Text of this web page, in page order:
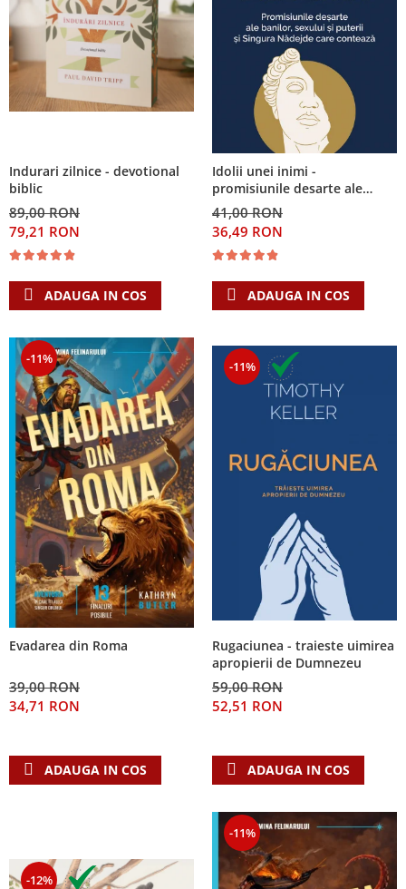
Indurari zilnice - devotional
biblic
89,00 RON
79,21 RON
ADAUGA IN COS
Idolii unei inimi -
promisiunile desarte ale
banilor, sexului si puterii si
Singura Nadejde care
conteaza
41,00 RON
36,49 RON
ADAUGA IN COS
-11%
Evadarea din Roma
39,00 RON
34,71 RON
ADAUGA IN COS
-11%
Rugaciunea - traieste uimirea
apropierii de Dumnezeu
59,00 RON
52,51 RON
ADAUGA IN COS
-12%
-11%